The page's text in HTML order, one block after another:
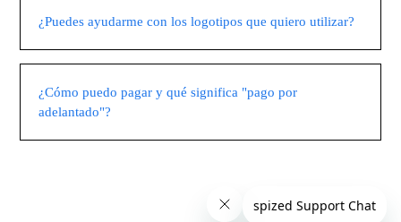
¿Puedes ayudarme con los logotipos que quiero utilizar?
¿Cómo puedo pagar y qué significa "pago por
adelantado"?